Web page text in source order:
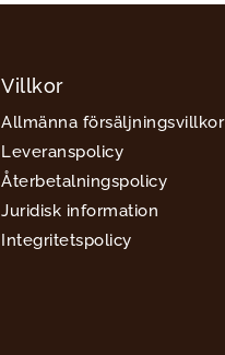
Villkor
Allmänna försäljningsvillkor
Leveranspolicy
Återbetalningspolicy
Juridisk information
Integritetspolicy